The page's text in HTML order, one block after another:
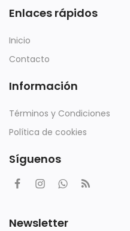
Enlaces rápidos
Inicio
Contacto
Información
Términos y Condiciones
Política de cookies
Síguenos
Newsletter